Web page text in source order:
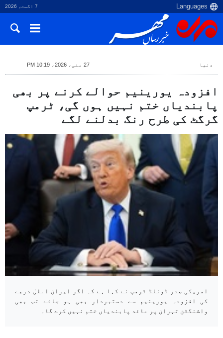
7 اگست، 2026
دنیا 27 مئی، 2026، 10:19 PM
افزودہ یورینیم حوالے کرنے پر بھی
پابندیاں ختم نہیں ہوں گی، ٹرمپ
گرگٹ کی طرح رنگ بدلنے لگے
امریکی صدر ڈونلڈ ٹرمپ نے کہا ہے کہ اگر ایران اعلیٰ درجے
کی افزودہ یورینیم سے دستبردار بھی ہو جائے تب بھی
واشنگٹن تہران پر عائد پابندیاں ختم نہیں کرے گا۔